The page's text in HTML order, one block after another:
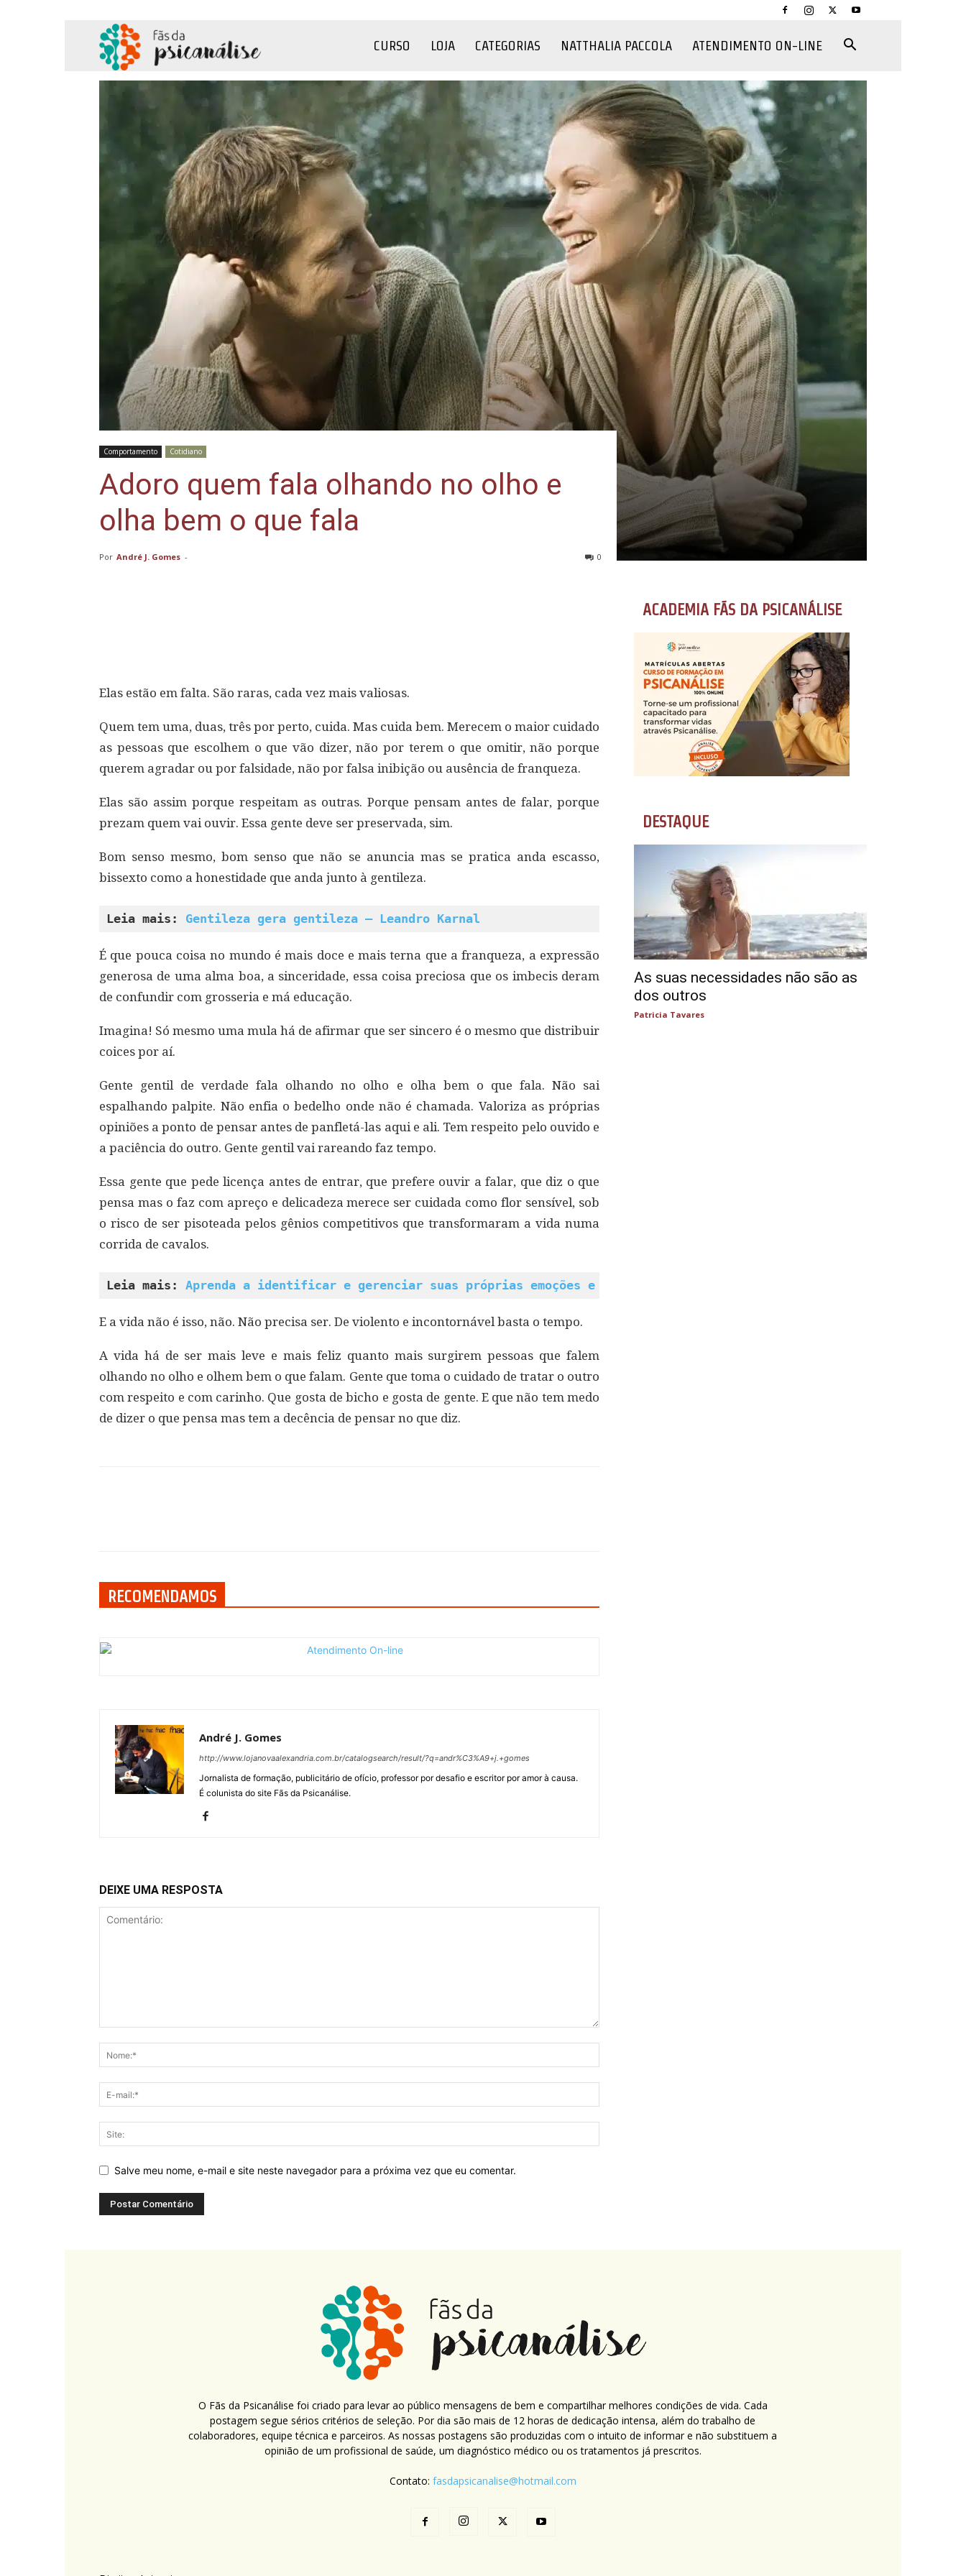
da
Psicanálise
CURSO LOJA CATEGORIAS NATTHALIA PACCOLA ATENDIMENTO ON-LINE
Comportamento Cotidiano
Adoro quem fala olhando no olho e
olha bem o que fala
Por André J. Gomes - 0
Elas estão em falta. São raras, cada vez mais valiosas.
Quem tem uma, duas, três por perto, cuida. Mas cuida bem. Merecem o maior cuidado
as pessoas que escolhem o que vão dizer, não por terem o que omitir, não porque
querem agradar ou por falsidade, não por falsa inibição ou ausência de franqueza.
Elas são assim porque respeitam as outras. Porque pensam antes de falar, porque
prezam quem vai ouvir. Essa gente deve ser preservada, sim.
Bom senso mesmo, bom senso que não se anuncia mas se pratica anda escasso,
bissexto como a honestidade que anda junto à gentileza.
Leia mais: Gentileza gera gentileza – Leandro Karnal
É que pouca coisa no mundo é mais doce e mais terna que a franqueza, a expressão
generosa de uma alma boa, a sinceridade, essa coisa preciosa que os imbecis deram
de confundir com grosseria e má educação.
Imagina! Só mesmo uma mula há de afirmar que ser sincero é o mesmo que distribuir
coices por aí.
Gente gentil de verdade fala olhando no olho e olha bem o que fala. Não sai
espalhando palpite. Não enfia o bedelho onde não é chamada. Valoriza as próprias
opiniões a ponto de pensar antes de panfletá-las aqui e ali. Tem respeito pelo ouvido e
a paciência do outro. Gente gentil vai rareando faz tempo.
Essa gente que pede licença antes de entrar, que prefere ouvir a falar, que diz o que
pensa mas o faz com apreço e delicadeza merece ser cuidada como flor sensível, sob
o risco de ser pisoteada pelos gênios competitivos que transformaram a vida numa
corrida de cavalos.
Leia mais: Aprenda a identificar e gerenciar suas próprias emoções e as emoções dos outros
E a vida não é isso, não. Não precisa ser. De violento e incontornável basta o tempo.
A vida há de ser mais leve e mais feliz quanto mais surgirem pessoas que falem
olhando no olho e olhem bem o que falam. Gente que toma o cuidado de tratar o outro
com respeito e com carinho. Que gosta de bicho e gosta de gente. E que não tem medo
de dizer o que pensa mas tem a decência de pensar no que diz.
RECOMENDAMOS
André J. Gomes
http://www.lojanovaalexandria.com.br/catalogsearch/result/?q=andr%C3%A9+j.+gomes
Jornalista de formação, publicitário de ofício, professor por desafio e escritor por amor à causa.
É colunista do site Fãs da Psicanálise.
DEIXE UMA RESPOSTA
Salve meu nome, e-mail e site neste navegador para a próxima vez que eu comentar.
ACADEMIA FÃS DA PSICANÁLISE
DESTAQUE
As suas necessidades não são as
dos outros
Patricia Tavares
O Fãs da Psicanálise foi criado para levar ao público mensagens de bem e compartilhar melhores condições de vida. Cada
postagem segue sérios critérios de seleção. Por dia são mais de 12 horas de dedicação intensa, além do trabalho de
colaboradores, equipe técnica e parceiros. As nossas postagens são produzidas com o intuito de informar e não substituem a
opinião de um profissional de saúde, um diagnóstico médico ou os tratamentos já prescritos.
Contato: fasdapsicanalise@hotmail.com